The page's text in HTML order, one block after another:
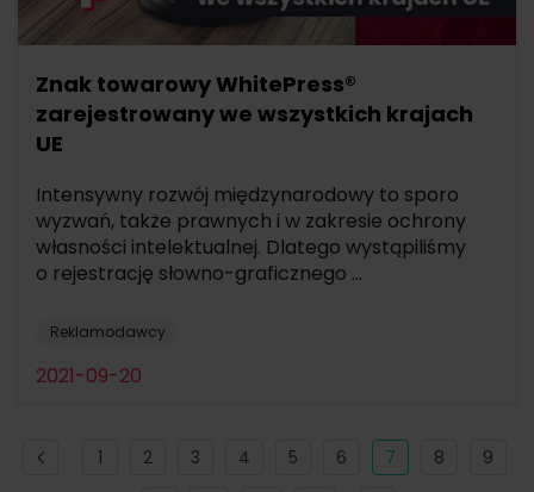
Znak towarowy WhitePress®
zarejestrowany we wszystkich krajach
UE
Intensywny rozwój międzynarodowy to sporo
wyzwań, także prawnych i w zakresie ochrony
własności intelektualnej. Dlatego wystąpiliśmy
o rejestrację słowno-graficznego ...
Reklamodawcy
2021-09-20
1 2 3 4 5 6 7 8
9